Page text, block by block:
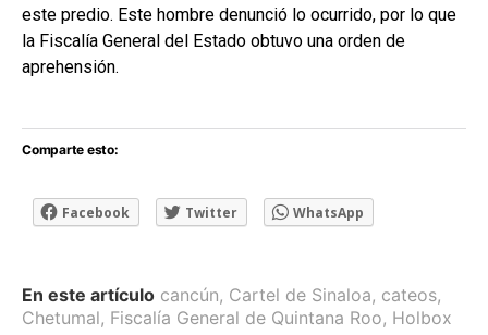
este predio. Este hombre denunció lo ocurrido, por lo que
la Fiscalía General del Estado obtuvo una orden de
aprehensión.
Comparte esto:
Facebook Twitter WhatsApp
En este artículo cancún, Cartel de Sinaloa, cateos,
Chetumal, Fiscalía General de Quintana Roo, Holbox